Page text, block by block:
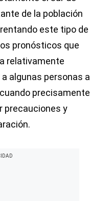
de la población
este tipo de
pronósticos que
relativamente
algunas personas a
precisamente
precauciones y